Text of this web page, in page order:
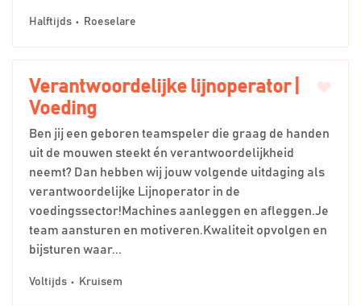
Halftijds Roeselare
Verantwoordelijke lijnoperator |
Voeding
Ben jij een geboren teamspeler die graag de handen
uit de mouwen steekt én verantwoordelijkheid
neemt? Dan hebben wij jouw volgende uitdaging als
verantwoordelijke Lijnoperator in de
voedingssector!Machines aanleggen en afleggen.Je
team aansturen en motiveren.Kwaliteit opvolgen en
bijsturen waar...
Voltijds Kruisem